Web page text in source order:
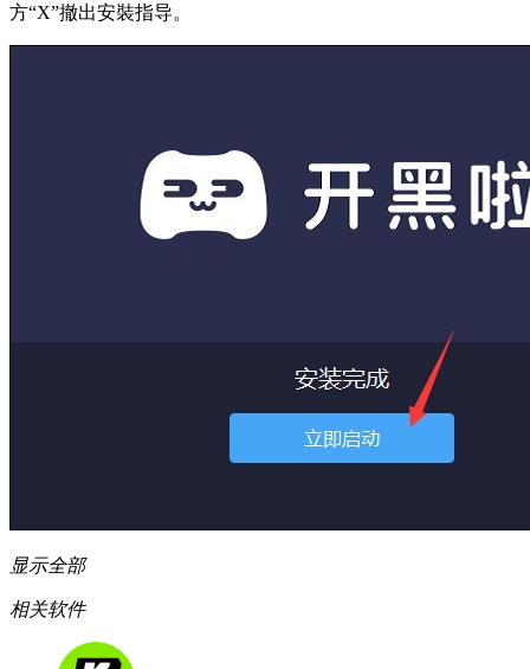
方“X”撤出安裝指导。
显示全部
相关软件